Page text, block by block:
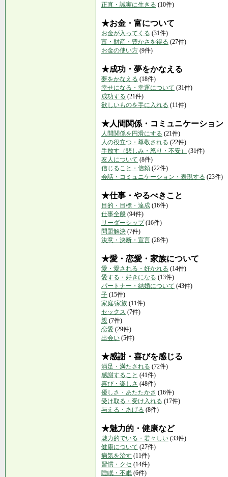
正直・誠実に生きる (10件)
★お金・富について
お金が入ってくる (31件)
富・財産・豊かさを得る (27件)
お金の使い方 (9件)
★成功・夢をかなえる
夢をかなえる (18件)
幸せになる・幸運について (31件)
成功する (21件)
欲しいものを手に入れる (11件)
★人間関係・コミュニケーション
人間関係を円滑にする (21件)
人の役立つ・尊敬される (22件)
手放す（悲しみ・怒り・不安）
(31件)
友人について (8件)
信じること・信頼 (22件)
会話・コミュニケーション・表現する (23件)
★仕事・やるべきこと
目的・目標・達成 (16件)
仕事全般 (94件)
リーダーシップ(16件)
問題解決 (7件)
決意・決断・宣言 (28件)
★愛・恋愛・家族について
愛・愛される・好かれる (14件)
愛する・好きになる (13件)
パートナー・結婚について (43件)
子 (15件)
家庭/家族 (11件)
セックス (7件)
親 (7件)
恋愛 (29件)
出会い (5件)
★感謝・喜びを感じる
満足・満たされる (72件)
感謝すること (41件)
喜び・楽しさ (48件)
優しさ・あたたかさ (16件)
受け取る・受け入れる (17件)
与える・あげる (8件)
★魅力的・健康など
魅力的でいる・若々しい (33件)
健康について (27件)
病気を治す (11件)
習慣・クセ (14件)
睡眠・不眠 (6件)